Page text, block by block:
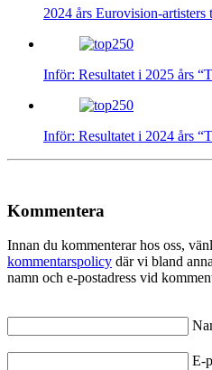
2024 års Eurovision-artisters
Inför: Resultatet i 2025 års
Inför: Resultatet i 2024 års
Kommentera
Innan du kommenterar hos oss,
kommentarspolicy där vi bland
namn och e-postadress vid
E-